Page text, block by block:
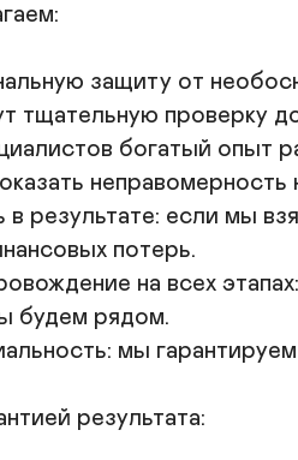
защиту от
тщательную проверку
богатый опыт
неправомерность
в результате: если мы
потерь.
на всех
будем рядом.
мы
результата: